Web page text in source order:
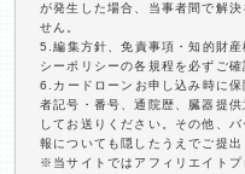
が発生した場合、当事者間で解
せん。
5.編集方針、免責事項・知的財
シーポリシーの各規程を必ずご
6.カードローンお申し込み時に
者記号・番号、通院歴、臓器提
してお送りください。その他、
報についても隠したうえでご提出
※当サイトではアフィリエイト